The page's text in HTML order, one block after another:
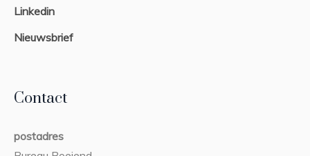
Linkedin
Nieuwsbrief
Contact
postadres